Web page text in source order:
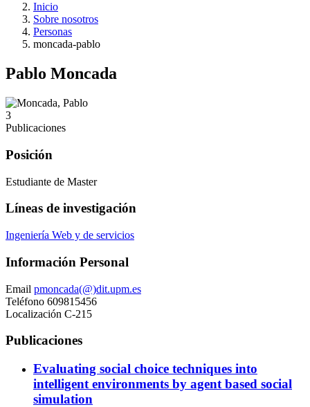
Inicio
Sobre nosotros
Personas
moncada-pablo
Pablo Moncada
3
Publicaciones
Posición
Estudiante de Master
Líneas de investigación
Ingeniería Web y de servicios
Información Personal
Email pmoncada(@)dit.upm.es
Teléfono 609815456
Localización C-215
Publicaciones
Evaluating social choice techniques into
intelligent environments by agent based social
simulation